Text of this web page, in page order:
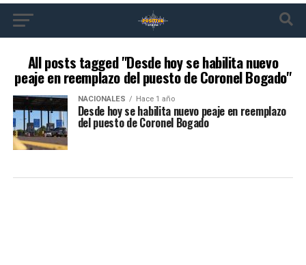
All posts tagged "Desde hoy se habilita nuevo
peaje en reemplazo del puesto de Coronel Bogado"
NACIONALES Hace 1 año
Desde hoy se habilita nuevo peaje en reemplazo
del puesto de Coronel Bogado